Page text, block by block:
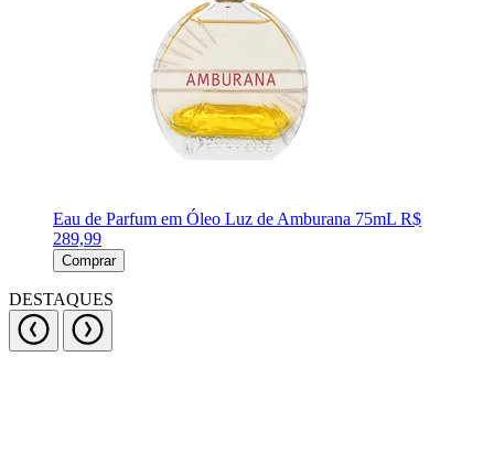
Eau de Parfum em Óleo Luz de Amburana 75mL R$
289,99
Comprar
DESTAQUES